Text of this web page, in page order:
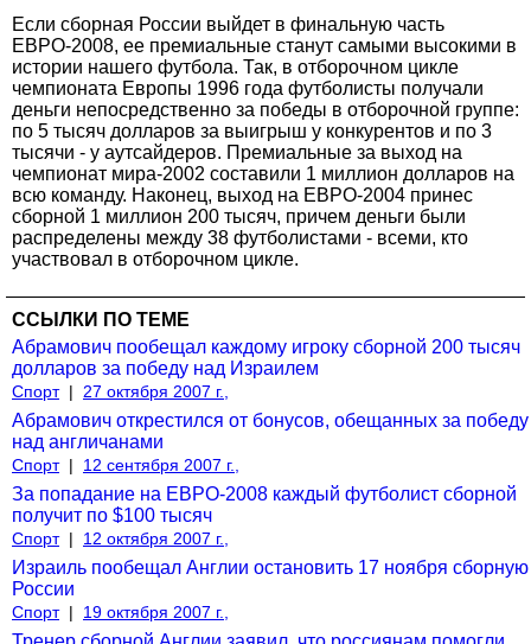
Если сборная России выйдет в финальную часть
ЕВРО-2008, ее премиальные станут самыми высокими в
истории нашего футбола. Так, в отборочном цикле
чемпионата Европы 1996 года футболисты получали
деньги непосредственно за победы в отборочной группе:
по 5 тысяч долларов за выигрыш у конкурентов и по 3
тысячи - у аутсайдеров. Премиальные за выход на
чемпионат мира-2002 составили 1 миллион долларов на
всю команду. Наконец, выход на ЕВРО-2004 принес
сборной 1 миллион 200 тысяч, причем деньги были
распределены между 38 футболистами - всеми, кто
участвовал в отборочном цикле.
ССЫЛКИ ПО ТЕМЕ
Абрамович пообещал каждому игроку сборной 200 тысяч
долларов за победу над Израилем
Спорт | 27 октября 2007 г.,
Абрамович открестился от бонусов, обещанных за победу
над англичанами
Спорт | 12 сентября 2007 г.,
За попадание на ЕВРО-2008 каждый футболист сборной
получит по $100 тысяч
Спорт | 12 октября 2007 г.,
Израиль пообещал Англии остановить 17 ноября сборную
России
Спорт | 19 октября 2007 г.,